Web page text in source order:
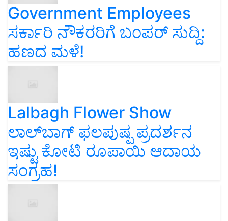
Government Employees
ಸರ್ಕಾರಿ ನೌಕರರಿಗೆ ಬಂಪರ್‌ ಸುದ್ದಿ:
ಹಣದ ಮಳೆ!
Lalbagh Flower Show
ಲಾಲ್‌ಬಾಗ್ ಫಲಪುಷ್ಪ ಪ್ರದರ್ಶನ
ಇಷ್ಟು ಕೋಟಿ ರೂಪಾಯಿ ಆದಾಯ
ಸಂಗ್ರಹ!